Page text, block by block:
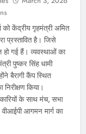
को केंद्रीय गृहमंत्री अमित
प्रस्तावित है। जिसे
हो गई हैं। व्यवस्थाओं का
पुष्कर सिंह धामी
बैरागी कैंप स्थित
किया।
के साथ मंच, सभा
आगमन मार्ग का